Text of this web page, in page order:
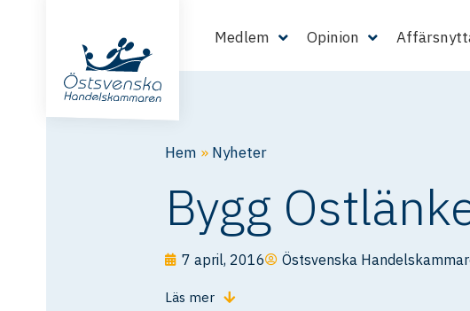
Medlem Opinion
Hem » Nyheter
Bygg
7 april, 2016 Östsvenska
Läs mer